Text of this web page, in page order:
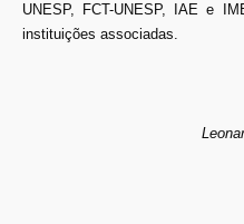
UNESP, FCT-UNESP, IAE e
instituições associadas.